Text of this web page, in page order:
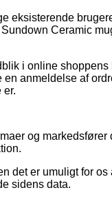
eksisterende
Ceramic
i online shoppens
anmeldelse af
er.
og markedsfører
det er umuligt for os
sidens data.